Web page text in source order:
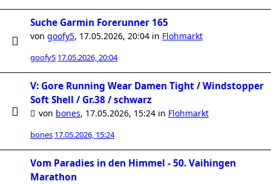
Suche Garmin Forerunner 165
von goofy5, 17.05.2026, 20:04 in Flohmarkt
goofy5 17.05.2026, 20:04
V: Gore Running Wear Damen Tight / Windstopper
Soft Shell / Gr.38 / schwarz
von bones, 17.05.2026, 15:24 in Flohmarkt
bones 17.05.2026, 15:24
Vom Paradies in den Himmel - 50. Vaihingen
Marathon